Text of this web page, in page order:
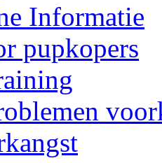
Informatie
pupkopers